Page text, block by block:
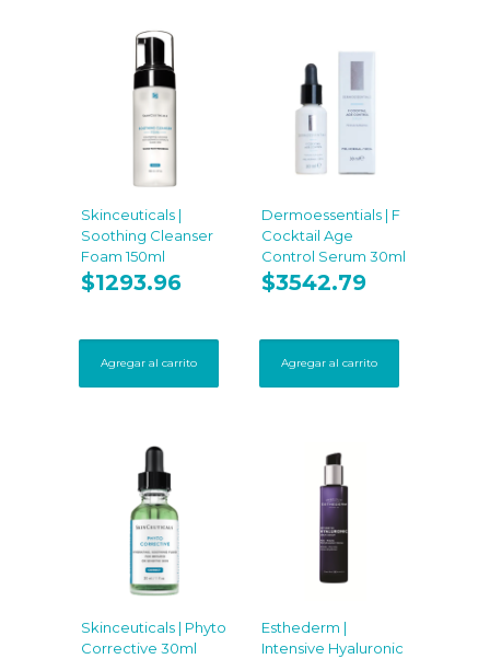
Skinceuticals |
Soothing Cleanser
Foam 150ml
$1293.96
Agregar al carrito
Dermoessentials | F
Cocktail Age
Control Serum 30ml
$3542.79
Agregar al carrito
Skinceuticals | Phyto
Corrective 30ml
Esthederm |
Intensive Hyaluronic